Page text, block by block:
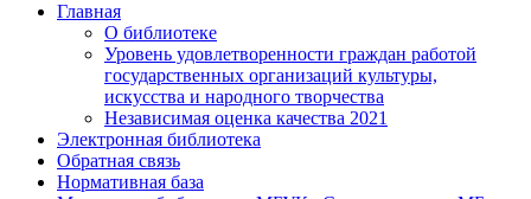
Главная
О библиотеке
Уровень удовлетворенности граждан работой
государственных организаций культуры,
искусства и народного творчества
Независимая оценка качества 2021
Электронная библиотека
Обратная связь
Нормативная база